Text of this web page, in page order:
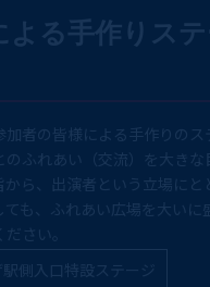
よる手作りス
加者の皆様による手作りのス
ふれあい（交流）を大きな
から、出演者という立場にと
ても、ふれあい広場を大いに
さい。
側入口特設ステージ